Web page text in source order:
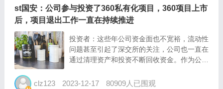
st国安：公司参与投资了360私有化项目，360项目上市
后，项目退出工作一直在持续推进
投资者：这些年公司资金面也不宽裕，流动性
问题甚至引起了深交所的关注，公司也一直在
通过清理资产和投资不断回收资金。作为公司
投入20多亿，请问现在回收了多少？剩下的
clz123 2023-12-17 80909人已围观